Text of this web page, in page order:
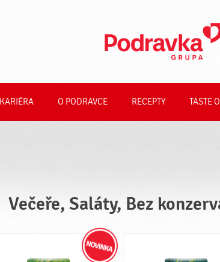
KARIÉRA O PODRAVCE RECEPTY TASTE
Večeře, Saláty, Bez